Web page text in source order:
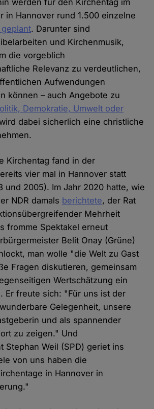
werden für den Kirchentag im
in Hannover rund 1.500 einzelne
. Darunter sind
und Kirchenmusik,
die vorgeblich
Relevanz zu verdeutlichen,
Aufwendungen
können – auch Angebote zu
Demokratie, Umwelt oder
dabei sicherlich eine christliche
Kirchentag fand in der
vier mal in Hannover statt
und 2005). Im Jahr 2020 hatte, wie
NDR damals berichtete, der Rat
Mehrheit
fromme Spektakel erneut
Belit Onay (Grüne)
man wolle "die Welt zu Gast
Fragen diskutieren, gemeinsam
Wertschätzung ein
Er freute sich: "Für uns ist der
Gelegenheit, unsere
und als spannender
zu zeigen." Und
Stephan Weil (SPD) geriet ins
von uns haben die
in Hannover in